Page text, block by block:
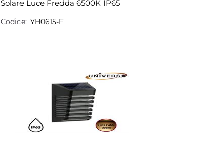
Solare Luce Fredda 6500K IP65
Codice: YH0615-F